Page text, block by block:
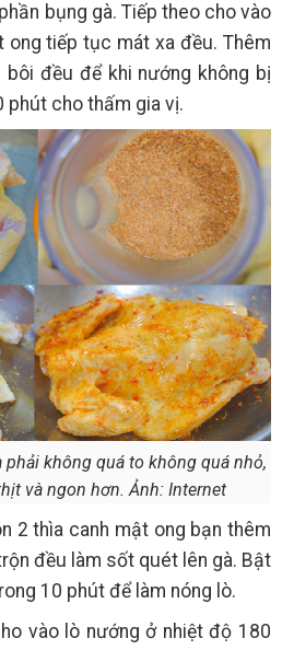
bụng gà. Tiếp theo cho vào
ong tiếp tục mát xa đều. Thêm
đều để khi nướng không bị
phút cho thấm gia vị.
phải không quá to không quá nhỏ,
và ngon hơn. Ảnh: Internet
2 thìa canh mật ong bạn thêm
đều làm sốt quét lên gà. Bật
10 phút để làm nóng lò.
vào lò nướng ở nhiệt độ 180